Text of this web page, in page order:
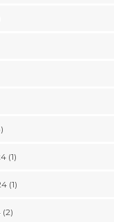
(1)
(1)
(2)